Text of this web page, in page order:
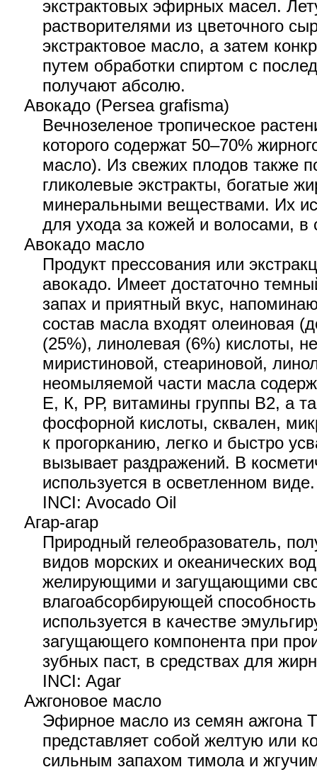
экстрактовых эфирных масел.
растворителями из цветочного
экстрактовое масло, а затем
путем обработки спиртом с
получают абсолю.
Авокадо (Persea grafisma)
Вечнозеленое тропическое
которого содержат 50–70%
масло). Из свежих плодов также
гликолевые экстракты, богатые
минеральными веществами. Их
для ухода за кожей и волосами, в
Авокадо масло
Продукт прессования или
авокадо. Имеет достаточно
запах и приятный вкус,
состав масла входят олеиновая
(25%), линолевая (6%) кислоты,
миристиновой, стеариновой,
неомыляемой части масла
Е, К, РР, витамины группы В2, а
фосфорной кислоты, сквален,
к прогорканию, легко и быстро
вызывает раздражений. В
используется в осветленном виде.
INCI: Avocado Oil
Агар-агар
Природный гелеобразователь,
видов морских и океанических
желирующими и загущающими
влагоабсорбирующей
используется в качестве
загущающего компонента при
зубных паст, в средствах для
INCI: Agar
Ажгоновое масло
Эфирное масло из семян ажгона
представляет собой желтую или
сильным запахом тимола и